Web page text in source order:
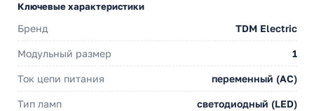
Ключевые характеристики
Бренд TDM Electric
Модульный размер 1
Ток цепи питания переменный (АС)
Тип ламп светодиодный (LED)